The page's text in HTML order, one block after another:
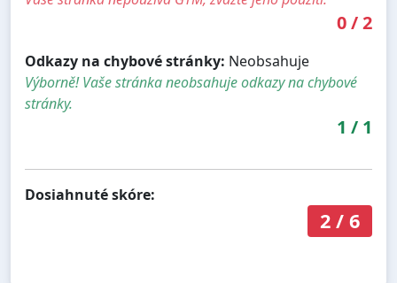
0/2
Odkazy na chybové stránky: Neobsahuje
Výborně! Vaše stránka neobsahuje odkazy na chybové
stránky.
1 / 1
Dosiahnuté skóre:
2/ 6